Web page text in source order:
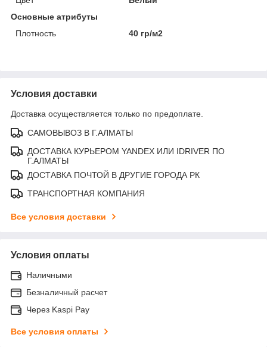
Основные атрибуты
Плотность
40 гр/м2
Условия доставки
Доставка осуществляется только по предоплате.
САМОВЫВОЗ В Г.АЛМАТЫ
ДОСТАВКА КУРЬЕРОМ YANDEX ИЛИ IDRIVER ПО
Г.АЛМАТЫ
ДОСТАВКА ПОЧТОЙ В ДРУГИЕ ГОРОДА РК
ТРАНСПОРТНАЯ КОМПАНИЯ
Все условия доставки
Условия оплаты
Наличными
Безналичный расчет
Через Kaspi Pay
Все условия оплаты